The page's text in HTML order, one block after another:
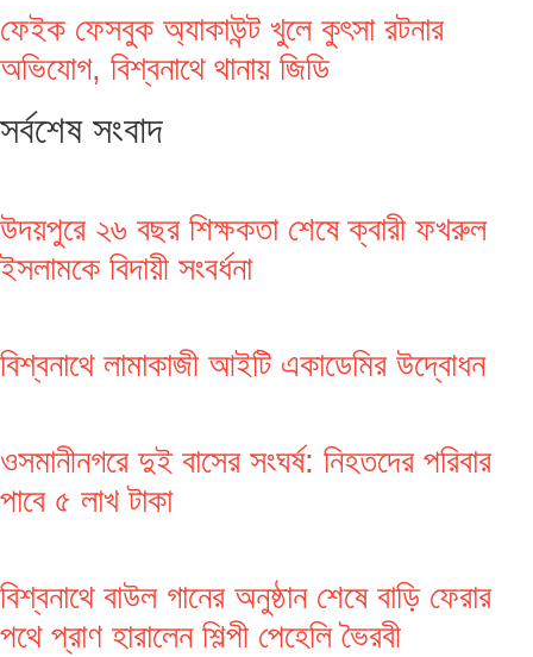
ফেইক ফেসবুক অ্যাকাউন্ট খুলে কুৎসা রটনার
অভিযোগ, বিশ্বনাথে থানায় জিডি
সর্বশেষ সংবাদ
উদয়পুরে ২৬ বছর শিক্ষকতা শেষে ক্বারী ফখরুল
ইসলামকে বিদায়ী সংবর্ধনা
বিশ্বনাথে লামাকাজী আইটি একাডেমির উদ্বোধন
ওসমানীনগরে দুই বাসের সংঘর্ষ: নিহতদের পরিবার
পাবে ৫ লাখ টাকা
বিশ্বনাথে বাউল গানের অনুষ্ঠান শেষে বাড়ি ফেরার
পথে প্রাণ হারালেন শিল্পী পেহেলি ভৈরবী